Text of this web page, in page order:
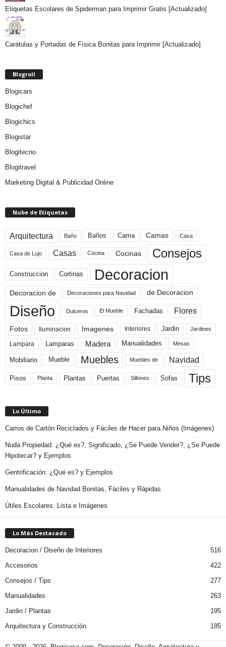
Etiquetas Escolares de Spiderman para Imprimir Gratis [Actualizado]
Carátulas y Portadas de Física Bonitas para Imprimir [Actualizado]
Blogroll
Blogicars
Blogichef
Blogichics
Blogistar
Blogitecno
Blogitravel
Marketing Digital & Publicidad Online
Nube de Etiquetas
Arquitectura Baño Baños Cama Camas Casa
Casa de Lujo Casas Cocina Cocinas Consejos
Construccion Cortinas Decoracion
Decoracion de Decoraciones para Navidad de Decoracion
Diseño Dulceros El Mueble Fachadas Flores
Fotos Iluminacion Imagenes Interiores Jardin Jardines
Lampara Lamparas Madera Manualidades Mesas
Mobiliario Mueble Muebles Muebles de Navidad
Pisos Planta Plantas Puertas Sillones Sofas Tips
Lo Último
Carros de Cartón Reciclados y Fáciles de Hacer para Niños (Imágenes)
Nuda Propiedad: ¿Qué es?, Significado, ¿Se Puede Vender?, ¿Se Puede
Hipotecar? y Ejemplos
Gentrificación: ¿Qué es? y Ejemplos
Manualidades de Navidad Bonitas, Fáciles y Rápidas
Útiles Escolares: Lista e Imágenes
Lo Más Destacado
Decoracion / Diseño de Interiores
516
Accesorios
422
Consejos / Tips
277
Manualidades
263
Jardin / Plantas
195
Arquitectura y Construcción
185